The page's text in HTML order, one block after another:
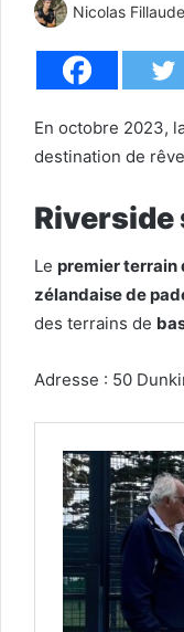
Nicolas
En octobre 2023,
destination de
Le premier terrain
zélandaise de
des terrains de
Adresse : 50